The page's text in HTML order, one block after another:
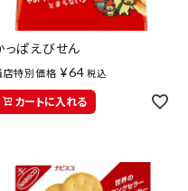
っぱえびせん
店特別価格 ¥64 税込
カートに入れる